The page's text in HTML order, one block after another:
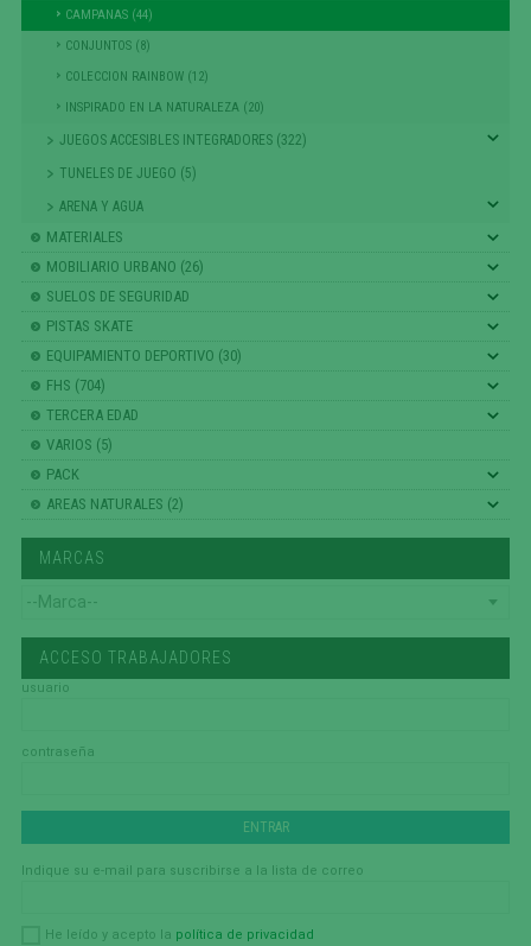
CAMPANAS (44)
CONJUNTOS (8)
COLECCION RAINBOW (12)
INSPIRADO EN LA NATURALEZA (20)
JUEGOS ACCESIBLES INTEGRADORES (322)
TUNELES DE JUEGO (5)
ARENA Y AGUA
MATERIALES
MOBILIARIO URBANO (26)
SUELOS DE SEGURIDAD
PISTAS SKATE
EQUIPAMIENTO DEPORTIVO (30)
FHS (704)
TERCERA EDAD
VARIOS (5)
PACK
AREAS NATURALES (2)
MARCAS
ACCESO TRABAJADORES
usuario
contraseña
Indique su e-mail para suscribirse a la lista de correo
He leído y acepto la política de privacidad